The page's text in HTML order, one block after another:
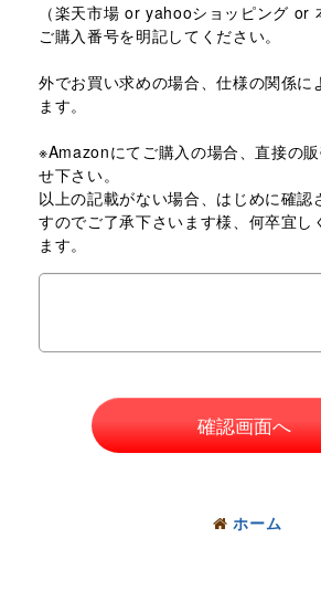
（楽天市場 or yahooショッピング or
ご購入番号を明記してください。
※弊
外でお買い求めの場合、仕様の関係に
ます。
※Amazonにてご購入の場合、直接の
せ下さい。
以上の記載がない場合、はじめに確認
すのでご了承下さいます様、何卒宜し
ます。
確認画面へ
ホーム